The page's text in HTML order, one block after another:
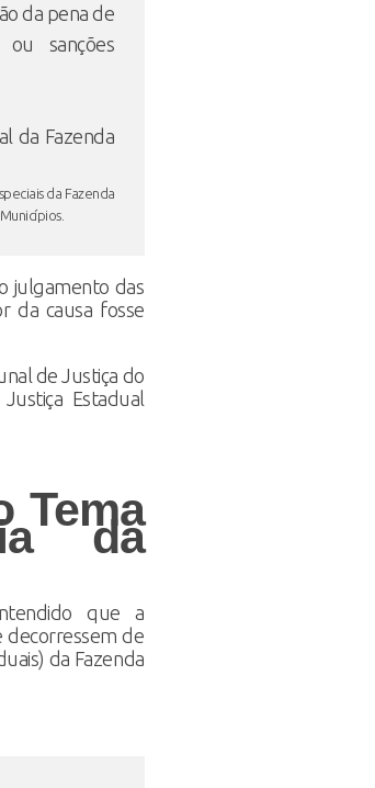
da pena de
sanções
da Fazenda
da Fazenda
julgamento das
da causa fosse
de Justiça do
Estadual
Tema
da
que a
decorressem de
da Fazenda